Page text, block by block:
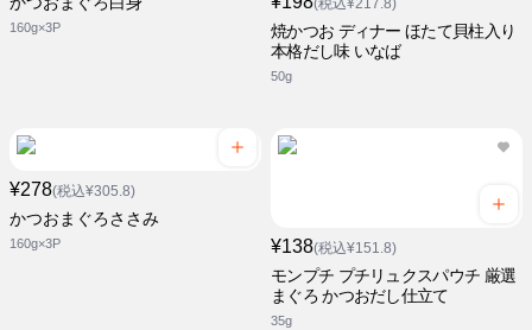
160g×3P
(税込¥217.8)
焼かつお ディナー ほたて貝柱入り
本格だし味 いなば
50g
¥278(税込¥305.8)
かつおまぐろささみ
160g×3P ¥138(税込¥151.8)
モンプチ プチリュクスパウチ 厳選
まぐろ かつおだし仕立て
35g